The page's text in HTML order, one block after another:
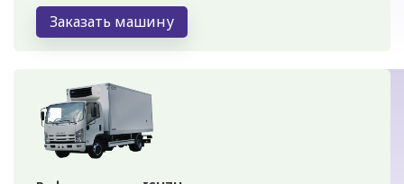
Заказать машину